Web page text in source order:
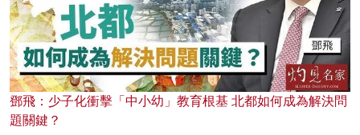
鄧飛：少子化衝擊「中小幼」教育根基 北都如何成為解決問
題關鍵？